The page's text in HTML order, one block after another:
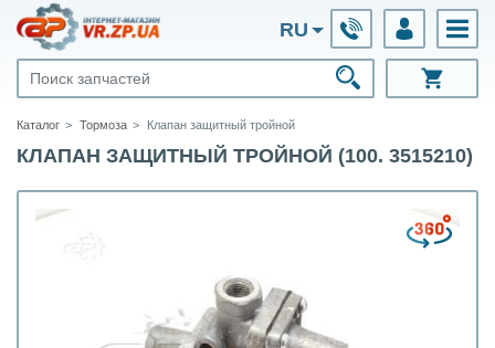
RU
Каталог Тормоза Клапан защитный тройной
КЛАПАН ЗАЩИТНЫЙ ТРОЙНОЙ (100. 3515210)